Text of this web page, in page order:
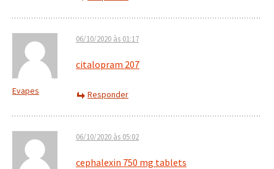
Evapes
06/10/2020 às 01:17
citalopram 207
Responder
06/10/2020 às 05:02
cephalexin 750 mg tablets